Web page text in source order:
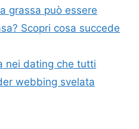
grassa può essere
Scopri cosa succede
nei dating che tutti
webbing svelata